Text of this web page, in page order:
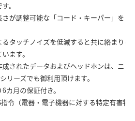
。
さが調整可能な「コード・キーパー」を
るタッチノイズを低減すると共に絡まり
ます。
成されたデータおよびヘッドホンは、ニ
リーズでも御利用頂けます。
カ月の保証付き。
指令（電器・電子機器に対する特定有害物